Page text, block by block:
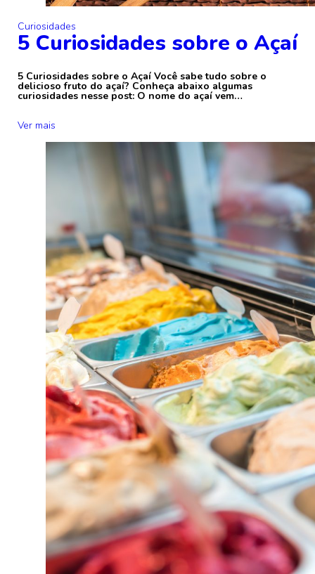
Curiosidades
5 Curiosidades sobre o Açaí
5 Curiosidades sobre o Açaí Você sabe tudo sobre o
delicioso fruto do açaí? Conheça abaixo algumas
curiosidades nesse post: O nome do açaí vem…
Ver mais